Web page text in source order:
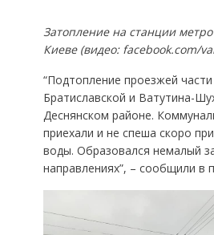
Затопление на станции метро
Киеве (видео: facebook.com/
“Подтопление проезжей
Братиславской и Ватутина-
Деснянском районе.
приехали и не спеша скоро
воды. Образовался немалый
направлениях”, – сообщили в